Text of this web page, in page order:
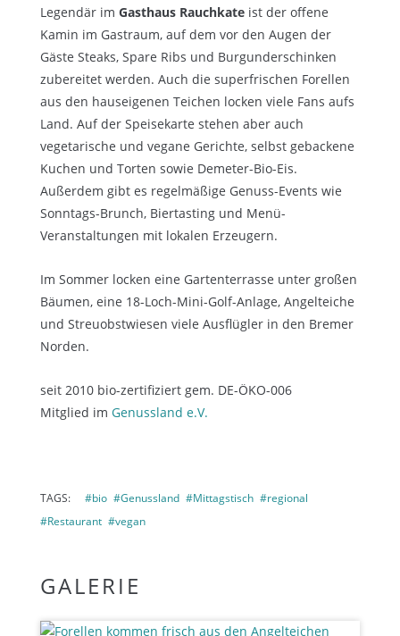
Legendär im Gasthaus Rauchkateist der offene
Kamin im Gastraum, auf dem vor den Augen der
Gäste Steaks, Spare Ribs und Burgunderschinken
zubereitet werden. Auch die superfrischen Forellen
aus den hauseigenen Teichen locken viele Fans aufs
Land. Auf der Speisekarte stehen aber auch
vegetarische und vegane Gerichte, selbst gebackene
Kuchen und Torten sowie Demeter-Bio-Eis.
Außerdem gibt es regelmäßige Genuss-Events wie
Sonntags-Brunch, Biertasting und Menü-
Veranstaltungen mit lokalen Erzeugern.
Im Sommer locken eine Gartenterrasse unter großen
Bäumen, eine 18-Loch-Mini-Golf-Anlage, Angelteiche
und Streuobstwiesen viele Ausflügler in den Bremer
Norden.
seit 2010 bio-zertifiziert gem. DE-ÖKO-006
Mitglied im Genussland e.V.
TAGS: #bio #Genussland #Mittagstisch #regional
#Restaurant #vegan
GALERIE